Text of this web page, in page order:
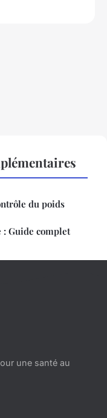
du poids
: Guide complet
une santé au